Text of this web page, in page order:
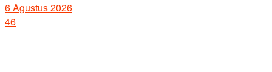
6 Agustus 2026
46